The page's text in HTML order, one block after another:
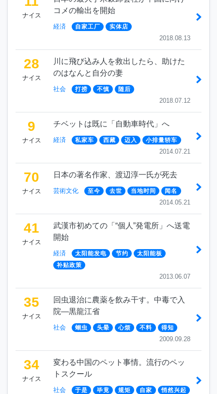
ナイス
コメの輸出を開始
経済 自家工厂 实体店
2018.08.13
28
ナイス
川に飛び込み人を救出したら、助けた
のはなんと自分の妻
社会 打捞 不慎 随后
2018.07.12
9
ナイス
チベットは既に「自動車時代」へ
経済 私家车 西藏 迈入 小排量轿车
2014.07.21
70
ナイス
日本の著名作家、渡辺淳一氏が死去
芸術文化 至今 去世 当地时间 闻名
2014.05.21
41
ナイス
武漢市初めての「“個人”発電所」へ送電
開始
経済 太阳能发电 节约
太阳能板
补贴政策
2013.06.07
35
ナイス
回虫退治に農薬を飲み干す。中毒で入
院―黒龍江省
社会 蛔虫 头晕 心烦 不料 得知
2009.09.28
34
ナイス
変わる中国のペット事情。流行のペッ
トスクール
社会 于是 毕竟 规矩 自家 悄然兴起